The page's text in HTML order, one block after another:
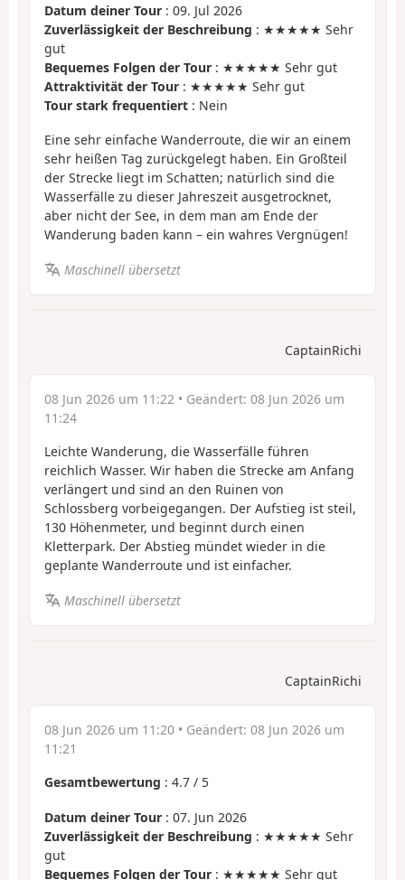
Datum deiner Tour : 09. Jul 2026
Zuverlässigkeit der Beschreibung : ★★★★★ Sehr
gut
Bequemes Folgen der Tour : ★★★★★ Sehr gut
Attraktivität der Tour : ★★★★★ Sehr gut
Tour stark frequentiert : Nein
Eine sehr einfache Wanderroute, die wir an einem
sehr heißen Tag zurückgelegt haben. Ein Großteil
der Strecke liegt im Schatten; natürlich sind die
Wasserfälle zu dieser Jahreszeit ausgetrocknet,
aber nicht der See, in dem man am Ende der
Wanderung baden kann – ein wahres Vergnügen!
Maschinell übersetzt
CaptainRichi
08 Jun 2026 um 11:22 • Geändert: 08 Jun 2026 um
11:24
Leichte Wanderung, die Wasserfälle führen
reichlich Wasser. Wir haben die Strecke am Anfang
verlängert und sind an den Ruinen von
Schlossberg vorbeigegangen. Der Aufstieg ist steil,
130 Höhenmeter, und beginnt durch einen
Kletterpark. Der Abstieg mündet wieder in die
geplante Wanderroute und ist einfacher.
Maschinell übersetzt
CaptainRichi
08 Jun 2026 um 11:20 • Geändert: 08 Jun 2026 um
11:21
Gesamtbewertung : 4.7 / 5
Datum deiner Tour : 07. Jun 2026
Zuverlässigkeit der Beschreibung : ★★★★★ Sehr
gut
Bequemes Folgen der Tour : ★★★★★ Sehr gut